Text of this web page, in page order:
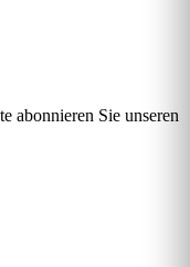
abonnieren Sie unseren